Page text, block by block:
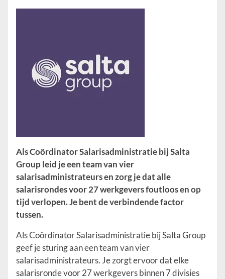
Als Coördinator Salarisadministratie bij Salta
Group leid je een team van vier
salarisadministrateurs en zorg je dat alle
salarisrondes voor 27 werkgevers foutloos en op
tijd verlopen. Je bent de verbindende factor
tussen.
Als Coördinator Salarisadministratie bij Salta Group
geef je sturing aan een team van vier
salarisadministrateurs. Je zorgt ervoor dat elke
salarisronde voor 27 werkgevers binnen 7 divisies